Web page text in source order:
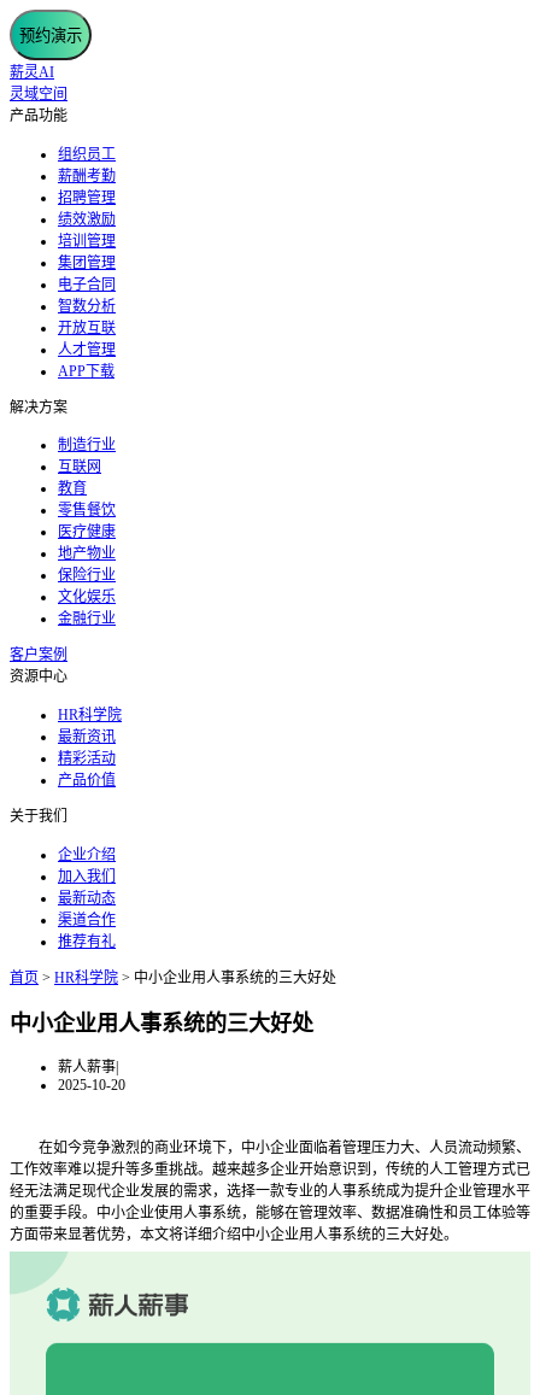
预约演示
薪灵AI
灵域空间
产品功能
组织员工
薪酬考勤
招聘管理
绩效激励
培训管理
集团管理
电子合同
智数分析
开放互联
人才管理
APP下载
解决方案
制造行业
互联网
教育
零售餐饮
医疗健康
地产物业
保险行业
文化娱乐
金融行业
客户案例
资源中心
HR科学院
最新资讯
精彩活动
产品价值
关于我们
企业介绍
加入我们
最新动态
渠道合作
推荐有礼
首页 > HR科学院 > 中小企业用人事系统的三大好处
中小企业用人事系统的三大好处
薪人薪事|
2025-10-20
在如今竞争激烈的商业环境下，中小企业面临着管理压力大、人员流动频繁、
工作效率难以提升等多重挑战。越来越多企业开始意识到，传统的人工管理方式已
经无法满足现代企业发展的需求，选择一款专业的人事系统成为提升企业管理水平
的重要手段。中小企业使用人事系统，能够在管理效率、数据准确性和员工体验等
方面带来显著优势，本文将详细介绍中小企业用人事系统的三大好处。